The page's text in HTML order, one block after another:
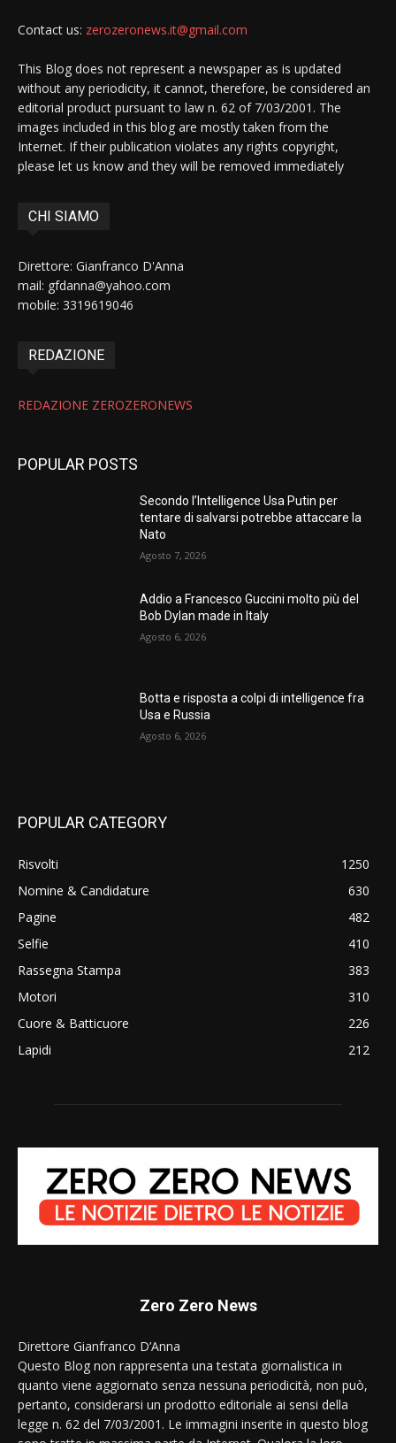
Contact us: zerozeronews.it@gmail.com
This Blog does not represent a newspaper as is updated
without any periodicity, it cannot, therefore, be considered an
editorial product pursuant to law n. 62 of 7/03/2001. The
images included in this blog are mostly taken from the
Internet. If their publication violates any rights copyright,
please let us know and they will be removed immediately
CHI SIAMO
Direttore: Gianfranco D'Anna
mail: gfdanna@yahoo.com
mobile: 3319619046
REDAZIONE
REDAZIONE ZEROZERONEWS
POPULAR POSTS
Secondo l’Intelligence Usa Putin per
tentare di salvarsi potrebbe attaccare la
Nato
Agosto 7, 2026
Addio a Francesco Guccini molto più del
Bob Dylan made in Italy
Agosto 6, 2026
Botta e risposta a colpi di intelligence fra
Usa e Russia
Agosto 6, 2026
POPULAR CATEGORY
Risvolti
1250
Nomine & Candidature
630
Pagine
482
Selfie
410
Rassegna Stampa
383
Motori
310
Cuore & Batticuore
226
Lapidi
212
Zero Zero News
Direttore Gianfranco D’Anna
Questo Blog non rappresenta una testata giornalistica in
quanto viene aggiornato senza nessuna periodicità, non può,
pertanto, considerarsi un prodotto editoriale ai sensi della
legge n. 62 del 7/03/2001. Le immagini inserite in questo blog